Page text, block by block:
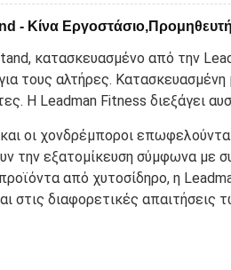
- Κίνα
κατασκευασμένο από την
τους αλτήρες.
Η Leadman Fitness διεξάγει
οι χονδρέμποροι
την εξατομίκευση σύμφωνα με
από χυτοσίδηρο, η
στις διαφορετικές απαιτήσεις